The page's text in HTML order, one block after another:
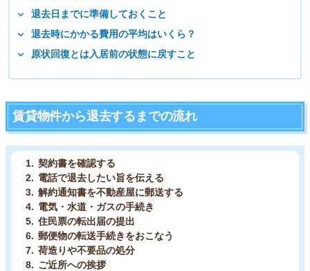
退去日までに準備しておくこと
退去時にかかる費用の平均はいくら？
原状回復とは入居前の状態に戻すこと
賃貸物件から退去するまでの流れ
契約書を確認する
電話で退去したい旨を伝える
解約通知書を不動産屋に郵送する
電気・水道・ガスの手続き
住民票の転出届の提出
郵便物の転送手続きをおこなう
荷造りや不要品の処分
ご近所への挨拶